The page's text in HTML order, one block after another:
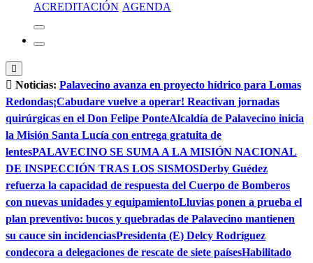
ACREDITACIÓN AGENDA
Noticias: Palavecino avanza en proyecto hídrico para Lomas
Redondas¡Cabudare vuelve a operar! Reactivan jornadas
quirúrgicas en el Don Felipe PonteAlcaldía de Palavecino inicia
la Misión Santa Lucía con entrega gratuita de
lentesPALAVECINO SE SUMA A LA MISIÓN NACIONAL
DE INSPECCIÓN TRAS LOS SISMOSDerby Guédez
refuerza la capacidad de respuesta del Cuerpo de Bomberos
con nuevas unidades y equipamientoLluvias ponen a prueba el
plan preventivo: bucos y quebradas de Palavecino mantienen
su cauce sin incidenciasPresidenta (E) Delcy Rodríguez
condecora a delegaciones de rescate de siete paísesHabilitado